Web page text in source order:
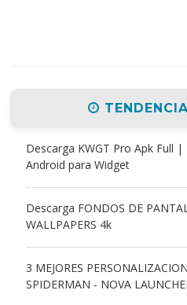
Descarga KWGT Pro Apk Full
Android para Widget
Descarga FONDOS DE
WALLPAPERS 4k
3 MEJORES
SPIDERMAN - NOVA